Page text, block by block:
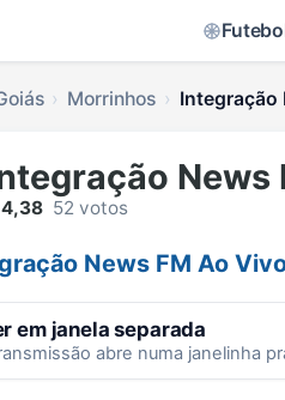
Morrinhos Integração
News
4,38 52 votos
News FM Ao
em janela separada
abre numa janelinha